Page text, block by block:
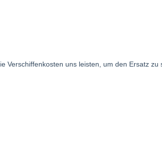
Verschiffenkosten uns leisten, um den Ersatz zu